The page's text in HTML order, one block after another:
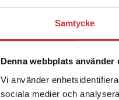
Samtycke
Denna webbplats använder
Vi använder
sociala medier och